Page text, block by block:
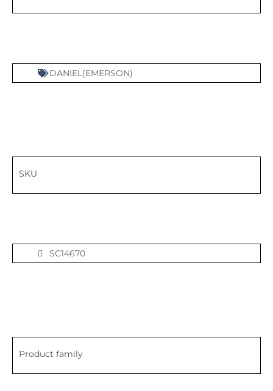
DANIEL(EMERSON)
SKU
SC14670
Product family